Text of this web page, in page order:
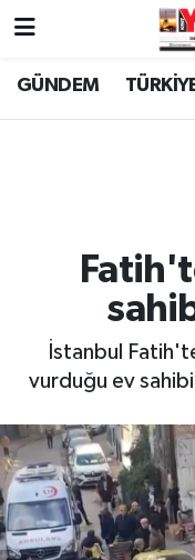
GÜNDEM
İstanbul
vurduğu ev